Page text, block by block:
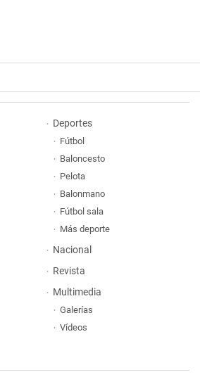
Deportes
Fútbol
Baloncesto
Pelota
Balonmano
Fútbol sala
Más deporte
Nacional
Revista
Multimedia
Galerías
Vídeos